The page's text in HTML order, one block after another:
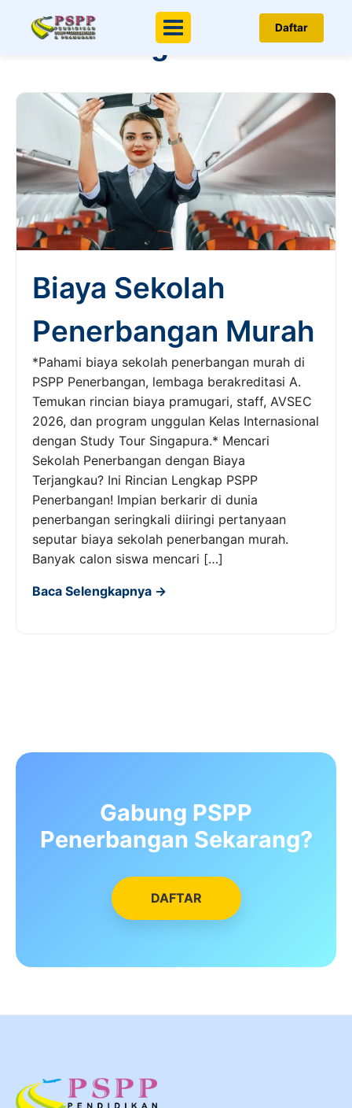
Menu Daftar
Berita & Artikel
Penerbangan
Biaya Sekolah
Penerbangan Murah
*Pahami biaya sekolah penerbangan murah di
PSPP Penerbangan, lembaga berakreditasi A.
Temukan rincian biaya pramugari, staff, AVSEC
2026, dan program unggulan Kelas Internasional
dengan Study Tour Singapura.* Mencari
Sekolah Penerbangan dengan Biaya
Terjangkau? Ini Rincian Lengkap PSPP
Penerbangan! Impian berkarir di dunia
penerbangan seringkali diiringi pertanyaan
seputar biaya sekolah penerbangan murah.
Banyak calon siswa mencari […]
Baca Selengkapnya →
Gabung PSPP
Penerbangan Sekarang?
DAFTAR